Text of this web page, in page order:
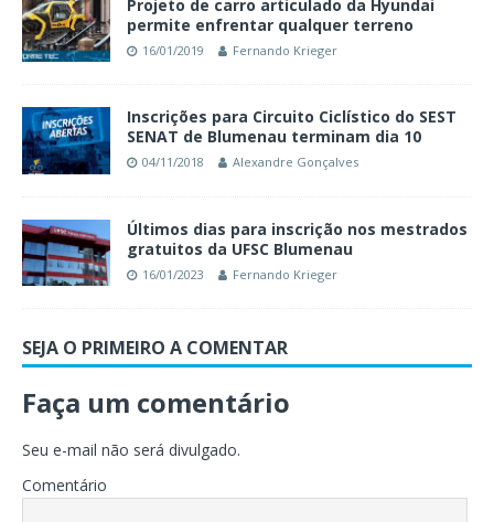
Projeto de carro articulado da Hyundai
permite enfrentar qualquer terreno
16/01/2019 Fernando Krieger
Inscrições para Circuito Ciclístico do SEST
SENAT de Blumenau terminam dia 10
04/11/2018 Alexandre Gonçalves
Últimos dias para inscrição nos mestrados
gratuitos da UFSC Blumenau
16/01/2023 Fernando Krieger
SEJA O PRIMEIRO A COMENTAR
Faça um comentário
Seu e-mail não será divulgado.
Comentário